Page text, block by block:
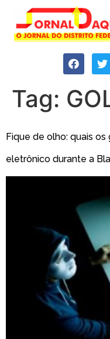
Tag:
Fique de olho: quais
eletrônico durante a